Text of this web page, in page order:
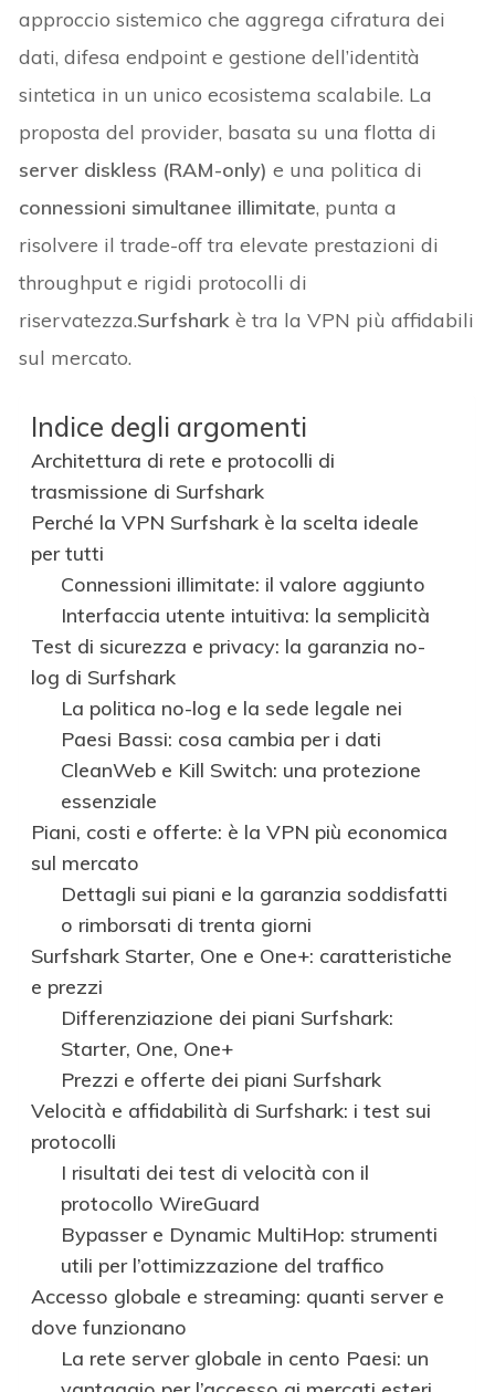
approccio sistemico che aggrega cifratura dei
dati, difesa endpoint e gestione dell’identità
sintetica in un unico ecosistema scalabile. La
proposta del provider, basata su una flotta di
server diskless (RAM-only) e una politica di
connessioni simultanee illimitate, punta a
risolvere il trade-off tra elevate prestazioni di
throughput e rigidi protocolli di
riservatezza.Surfsharkè tra la VPN più affidabili
sul mercato.
Indice degli argomenti
Architettura di rete e protocolli di
trasmissione di Surfshark
Perché la VPN Surfshark è la scelta ideale
per tutti
Connessioni illimitate: il valore aggiunto
Interfaccia utente intuitiva: la semplicità
Test di sicurezza e privacy: la garanzia no-
log di Surfshark
La politica no-log e la sede legale nei
Paesi Bassi: cosa cambia per i dati
CleanWeb e Kill Switch: una protezione
essenziale
Piani, costi e offerte: è la VPN più economica
sul mercato
Dettagli sui piani e la garanzia soddisfatti
o rimborsati di trenta giorni
Surfshark Starter, One e One+: caratteristiche
e prezzi
Differenziazione dei piani Surfshark:
Starter, One, One+
Prezzi e offerte dei piani Surfshark
Velocità e affidabilità di Surfshark: i test sui
protocolli
I risultati dei test di velocità con il
protocollo WireGuard
Bypasser e Dynamic MultiHop: strumenti
utili per l’ottimizzazione del traffico
Accesso globale e streaming: quanti server e
dove funzionano
La rete server globale in cento Paesi: un